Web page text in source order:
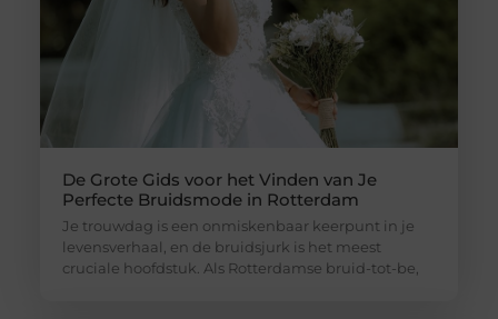
De Grote Gids voor het Vinden van Je
Perfecte Bruidsmode in Rotterdam
Je trouwdag is een onmiskenbaar keerpunt in je
levensverhaal, en de bruidsjurk is het meest
cruciale hoofdstuk. Als Rotterdamse bruid-tot-be,